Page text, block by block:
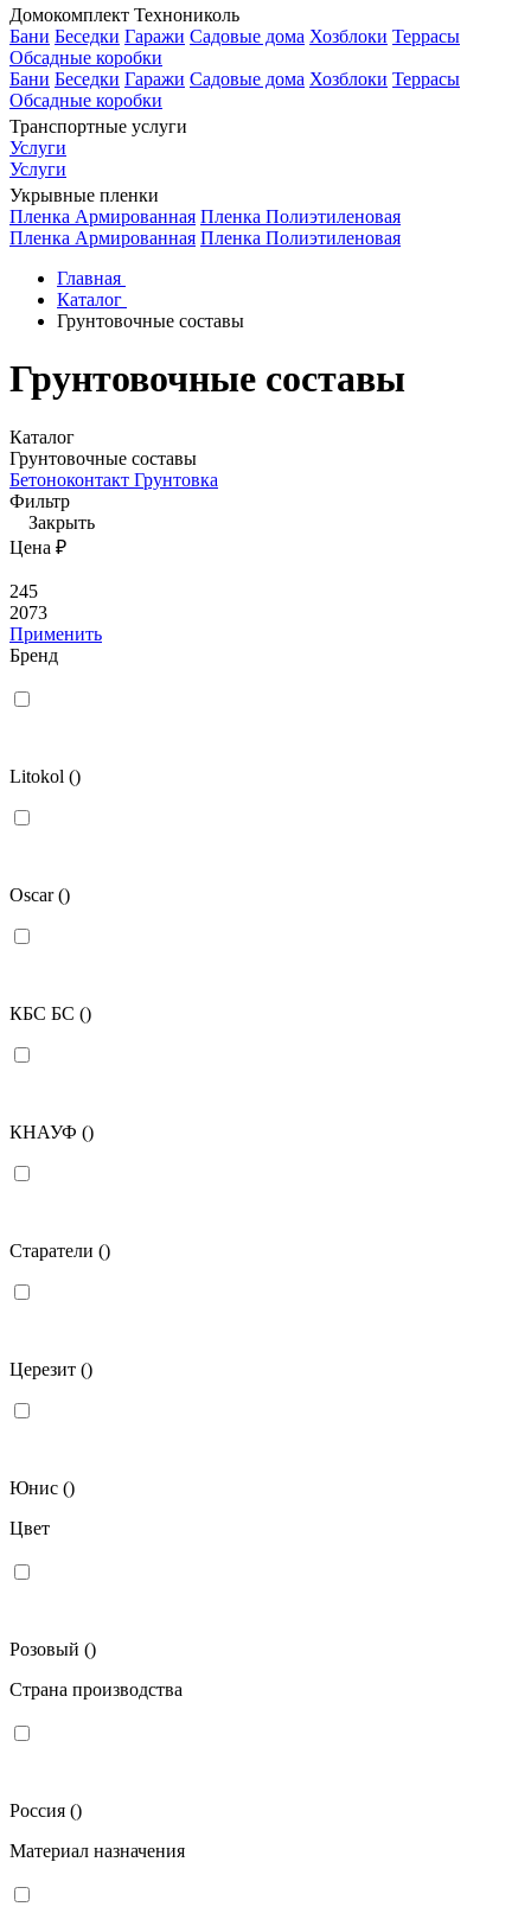
Домокомплект Технониколь
Бани Беседки Гаражи Садовые дома Хозблоки Террасы
Обсадные коробки
Бани Беседки Гаражи Садовые дома Хозблоки Террасы
Обсадные коробки
Транспортные услуги
Услуги
Услуги
Укрывные пленки
Пленка Армированная Пленка Полиэтиленовая
Пленка Армированная Пленка Полиэтиленовая
Главная
Каталог
Грунтовочные составы
Грунтовочные составы
Каталог
Грунтовочные составы
Бетоноконтакт Грунтовка
Фильтр
Закрыть
Цена ₽
245
2073
Применить
Бренд
Litokol ()
Oscar()
КБС БС ()
КНАУФ ()
Старатели ()
Церезит ()
Юнис ()
Цвет
Розовый ()
Страна производства
Россия ()
Материал назначения